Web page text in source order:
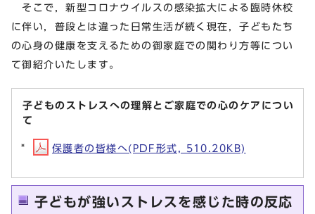
そこで，新型コロナウイルスの感染拡大による臨時休校
に伴い，普段とは違った日常生活が続く現在，子どもたち
の心身の健康を支えるための御家庭での関わり方等につい
て御紹介いたします。
子どものストレスへの理解とご家庭での心のケアについ
て
保護者の皆様へ(PDF形式, 510.20KB)
⼦どもが強いストレスを感じた時の反応